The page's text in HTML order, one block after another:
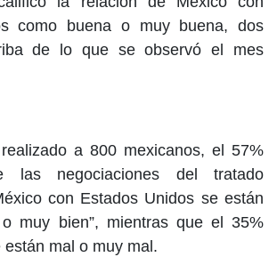
como buena o muy buena, dos
de lo que se observó el mes
a 800 mexicanos, el 57%
las negociaciones del tratado
con Estados Unidos se están
o muy bien”, mientras que el 35%
mal o muy mal.